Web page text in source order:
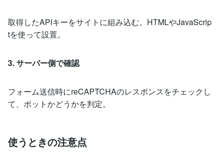
取得したAPIキーをサイトに組み込む。HTMLやJavaScrip
tを使って設置。
3. サーバー側で確認
フォーム送信時にreCAPTCHAのレスポンスをチェックし
て、ボットかどうかを判定。
使うときの注意点